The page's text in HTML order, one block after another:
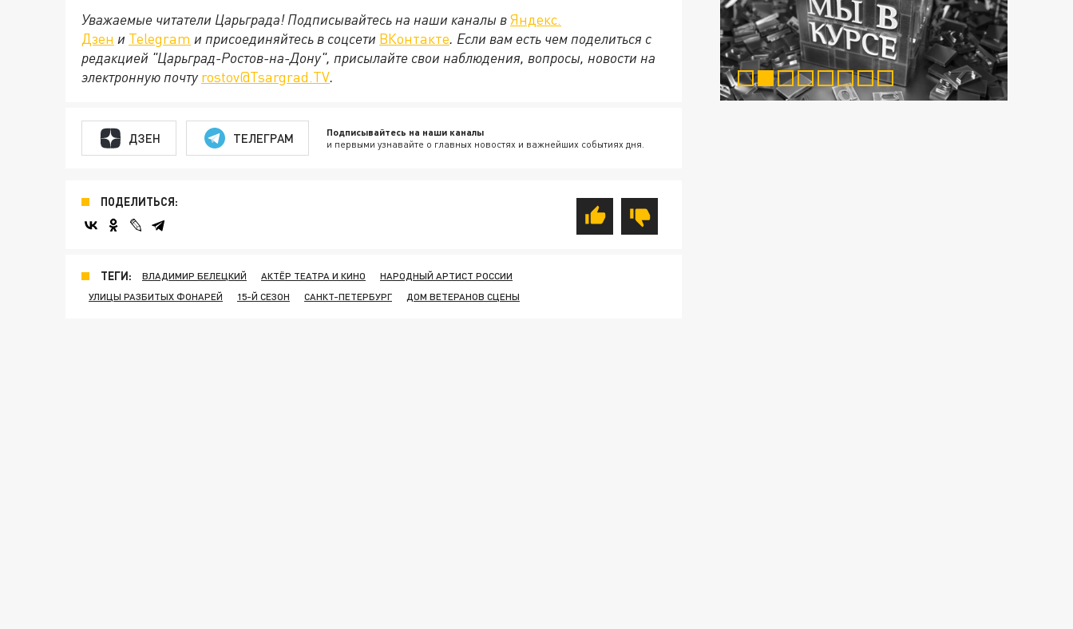
Уважаемые читатели Царьграда! Подписывайтесь на наши каналы вЯндекс.
Дзен и Telegram и присоединяйтесь в соцсети ВКонтакте. Если вам есть чем поделиться с
редакцией "Царьград-Ростов-на-Дону", присылайте свои наблюдения, вопросы, новости на
электронную почту rostov@Tsargrad.ТV.
ДЗЕН ТЕЛЕГРАМ Подписывайтесь на наши каналы
и первыми узнавайте о главных новостях и важнейших событиях дня.
ПОДЕЛИТЬСЯ:
ТЕГИ: ВЛАДИМИР БЕЛЕЦКИЙ АКТЁР ТЕАТРА И КИНО
НАРОДНЫЙ АРТИСТ РОССИИ
УЛИЦЫ РАЗБИТЫХ ФОНАРЕЙ
15-Й СЕЗОН САНКТ-ПЕТЕРБУРГ ДОМ ВЕТЕРАНОВ СЦЕНЫ